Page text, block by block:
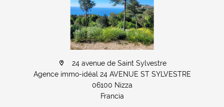
24 avenue de Saint Sylvestre
Agence immo-idéal 24 AVENUE ST SYLVESTRE
06100 Nizza
Francia